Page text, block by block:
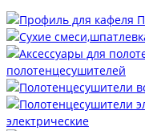
полотенцесушителей
электрические